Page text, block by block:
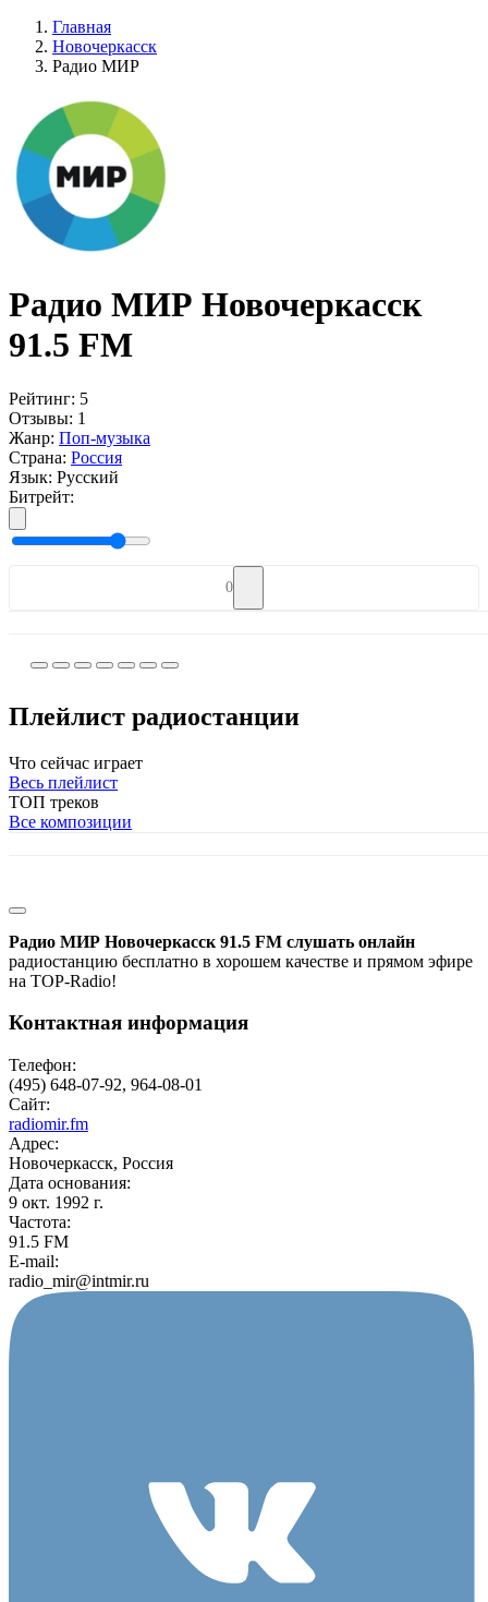
Главная
Новочеркасск
Радио МИР
Радио МИР Новочеркасск
91.5 FM
Рейтинг: 5
Отзывы: 1
Жанр: Поп-музыка
Страна: Россия
Язык: Русский
Битрейт:
0
Плейлист радиостанции
Что сейчас играет
Весь плейлист
ТОП треков
Все композиции
Радио МИР Новочеркасск 91.5 FM слушать онлайн
радиостанцию бесплатно в хорошем качестве и прямом эфире
на TOP-Radio!
Контактная информация
Телефон:
(495) 648-07-92, 964-08-01
Сайт:
radiomir.fm
Адрес:
Новочеркасск, Россия
Дата основания:
9 окт. 1992 г.
Частота:
91.5 FM
E-mail:
radio_mir@intmir.ru